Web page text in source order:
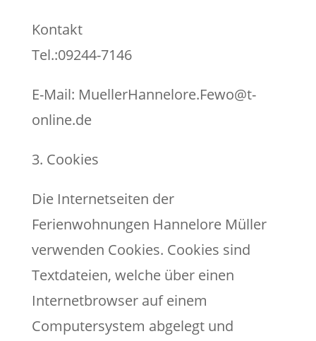
Kontakt
Tel.:09244-7146
E-Mail: MuellerHannelore.Fewo@t-
online.de
3. Cookies
Die Internetseiten der
Ferienwohnungen Hannelore Müller
verwenden Cookies. Cookies sind
Textdateien, welche über einen
Internetbrowser auf einem
Computersystem abgelegt und